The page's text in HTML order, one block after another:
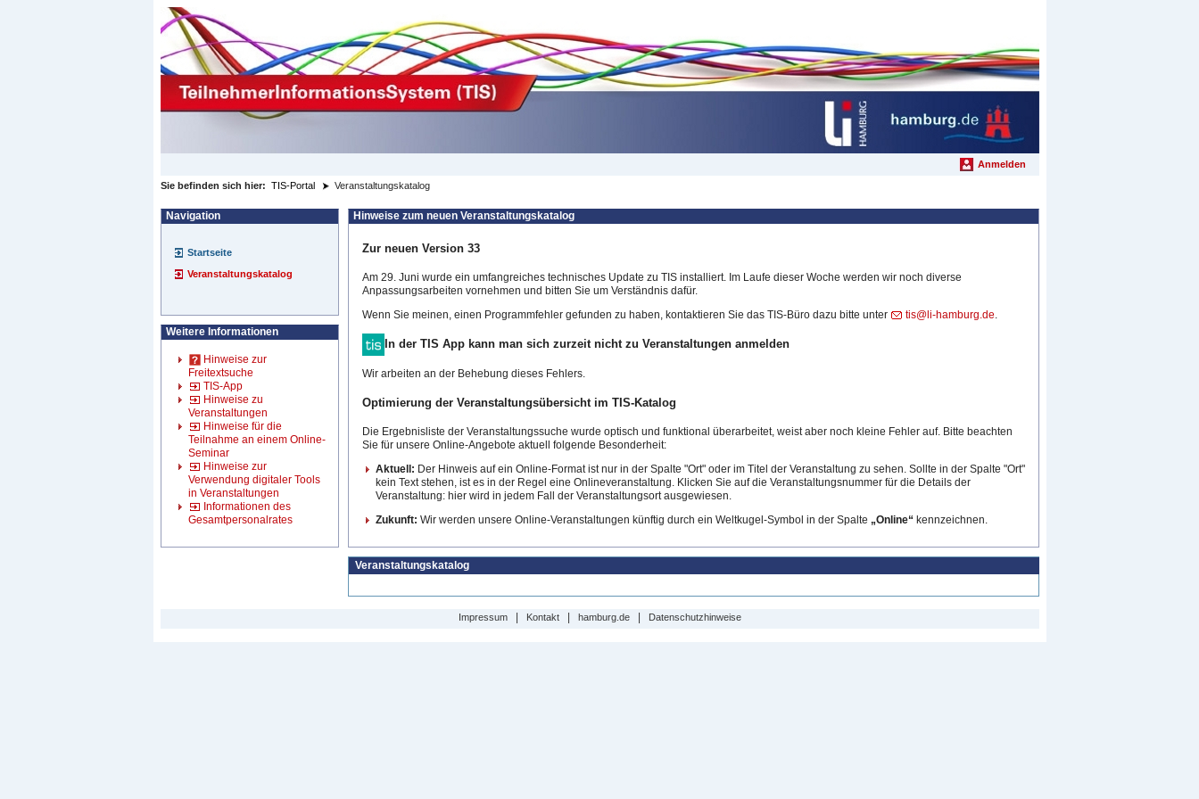
Anmelden
Sie befinden sich hier: TIS-Portal Veranstaltungskatalog
Navigation
Startseite
Veranstaltungskatalog
Weitere Informationen
Hinweise zur
Freitextsuche
TIS-App
Hinweise zu
Veranstaltungen
Hinweise für die
Teilnahme an einem Online-
Seminar
Hinweise zur
Verwendung digitaler Tools
in Veranstaltungen
Informationen des
Gesamtpersonalrates
Hinweise zum neuen Veranstaltungskatalog
Zur neuen Version 33
Am 29. Juni wurde ein umfangreiches technisches Update zu TIS installiert. Im Laufe dieser Woche werden wir noch diverse
Anpassungsarbeiten vornehmen und bitten Sie um Verständnis dafür.
Wenn Sie meinen, einen Programmfehler gefunden zu haben, kontaktieren Sie das TIS-Büro dazu bitte unter
tis@li-hamburg.de.
In der TIS App kann man sich zurzeit nicht zu Veranstaltungen anmelden
Wir arbeiten an der Behebung dieses Fehlers.
Optimierung der Veranstaltungsübersicht im TIS-Katalog
Die Ergebnisliste der Veranstaltungssuche wurde optisch und funktional überarbeitet, weist aber noch kleine Fehler auf. Bitte beachten
Sie für unsere Online-Angebote aktuell folgende Besonderheit:
Aktuell: Der Hinweis auf ein Online-Format ist nur in der Spalte "Ort" oder im Titel der Veranstaltung zu sehen. Sollte in der Spalte "Ort"
kein Text stehen, ist es in der Regel eine Onlineveranstaltung. Klicken Sie auf die Veranstaltungsnummer für die Details der
Veranstaltung: hier wird in jedem Fall der Veranstaltungsort ausgewiesen.
Zukunft: Wir werden unsere Online-Veranstaltungen künftig durch ein Weltkugel-Symbol in der Spalte „Online“ kennzeichnen.
Veranstaltungskatalog
Impressum| Kontakt| hamburg.de| Datenschutzhinweise